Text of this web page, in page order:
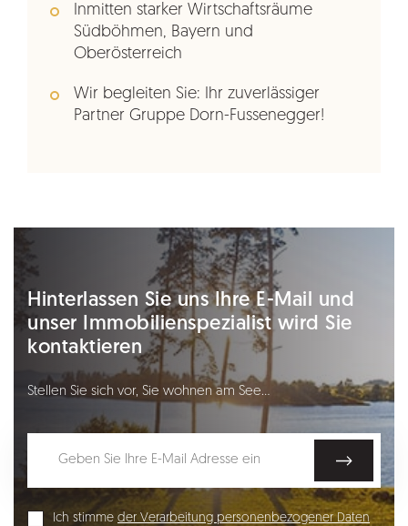
Inmitten starker Wirtschaftsräume
Südböhmen, Bayern und
Oberösterreich
Wir begleiten Sie: Ihr zuverlässiger
Partner Gruppe Dorn-Fussenegger!
Hinterlassen Sie uns Ihre E-Mail und
unser Immobilienspezialist wird Sie
kontaktieren
Stellen Sie sich vor, Sie wohnen am See…
Ich stimme der Verarbeitung personenbezogener Daten